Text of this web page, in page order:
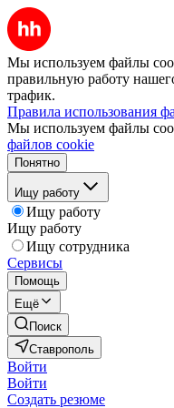
Мы используем файлы
правильную работу
трафик.
Правила использования
Мы используем файлы
файлов cookie
Понятно
Ищу работу
Ищу работу
Ищу работу
Ищу сотрудника
Сервисы
Помощь
Ещё
Поиск
Ставрополь
Войти
Войти
Создать резюме